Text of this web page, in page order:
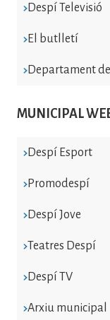
Despí Televisió
El butlletí
Departament
MUNICIPAL
Despí Esport
Promodespí
Despí Jove
Teatres Despí
Despí TV
Arxiu municipal